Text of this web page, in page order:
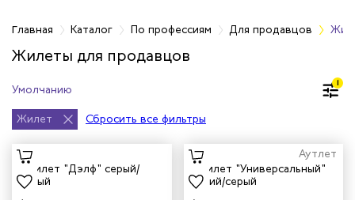
Главная Каталог По профессиям Для продавцов
Жилеты для продавцов
1
Жилет Сбросить все фильтры
Аутлет